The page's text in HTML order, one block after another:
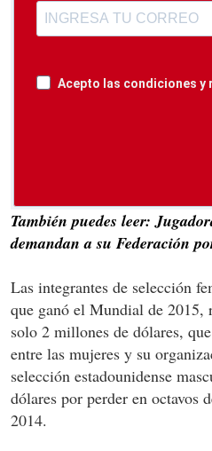
Acepto las condiciones
También puedes leer:
demandan a su Federación
Las integrantes de selección
que ganó el Mundial de 2015,
solo 2 millones de dólares,
entre las mujeres y su
selección estadounidense
dólares por perder en octavos
2014.